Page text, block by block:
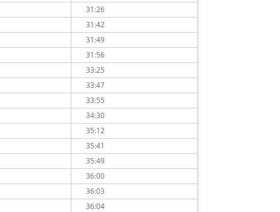
31:26
31:42
31:49
31:56
33:25
33:47
33:55
34:30
35:12
35:41
35:49
36:00
36:03
36:04